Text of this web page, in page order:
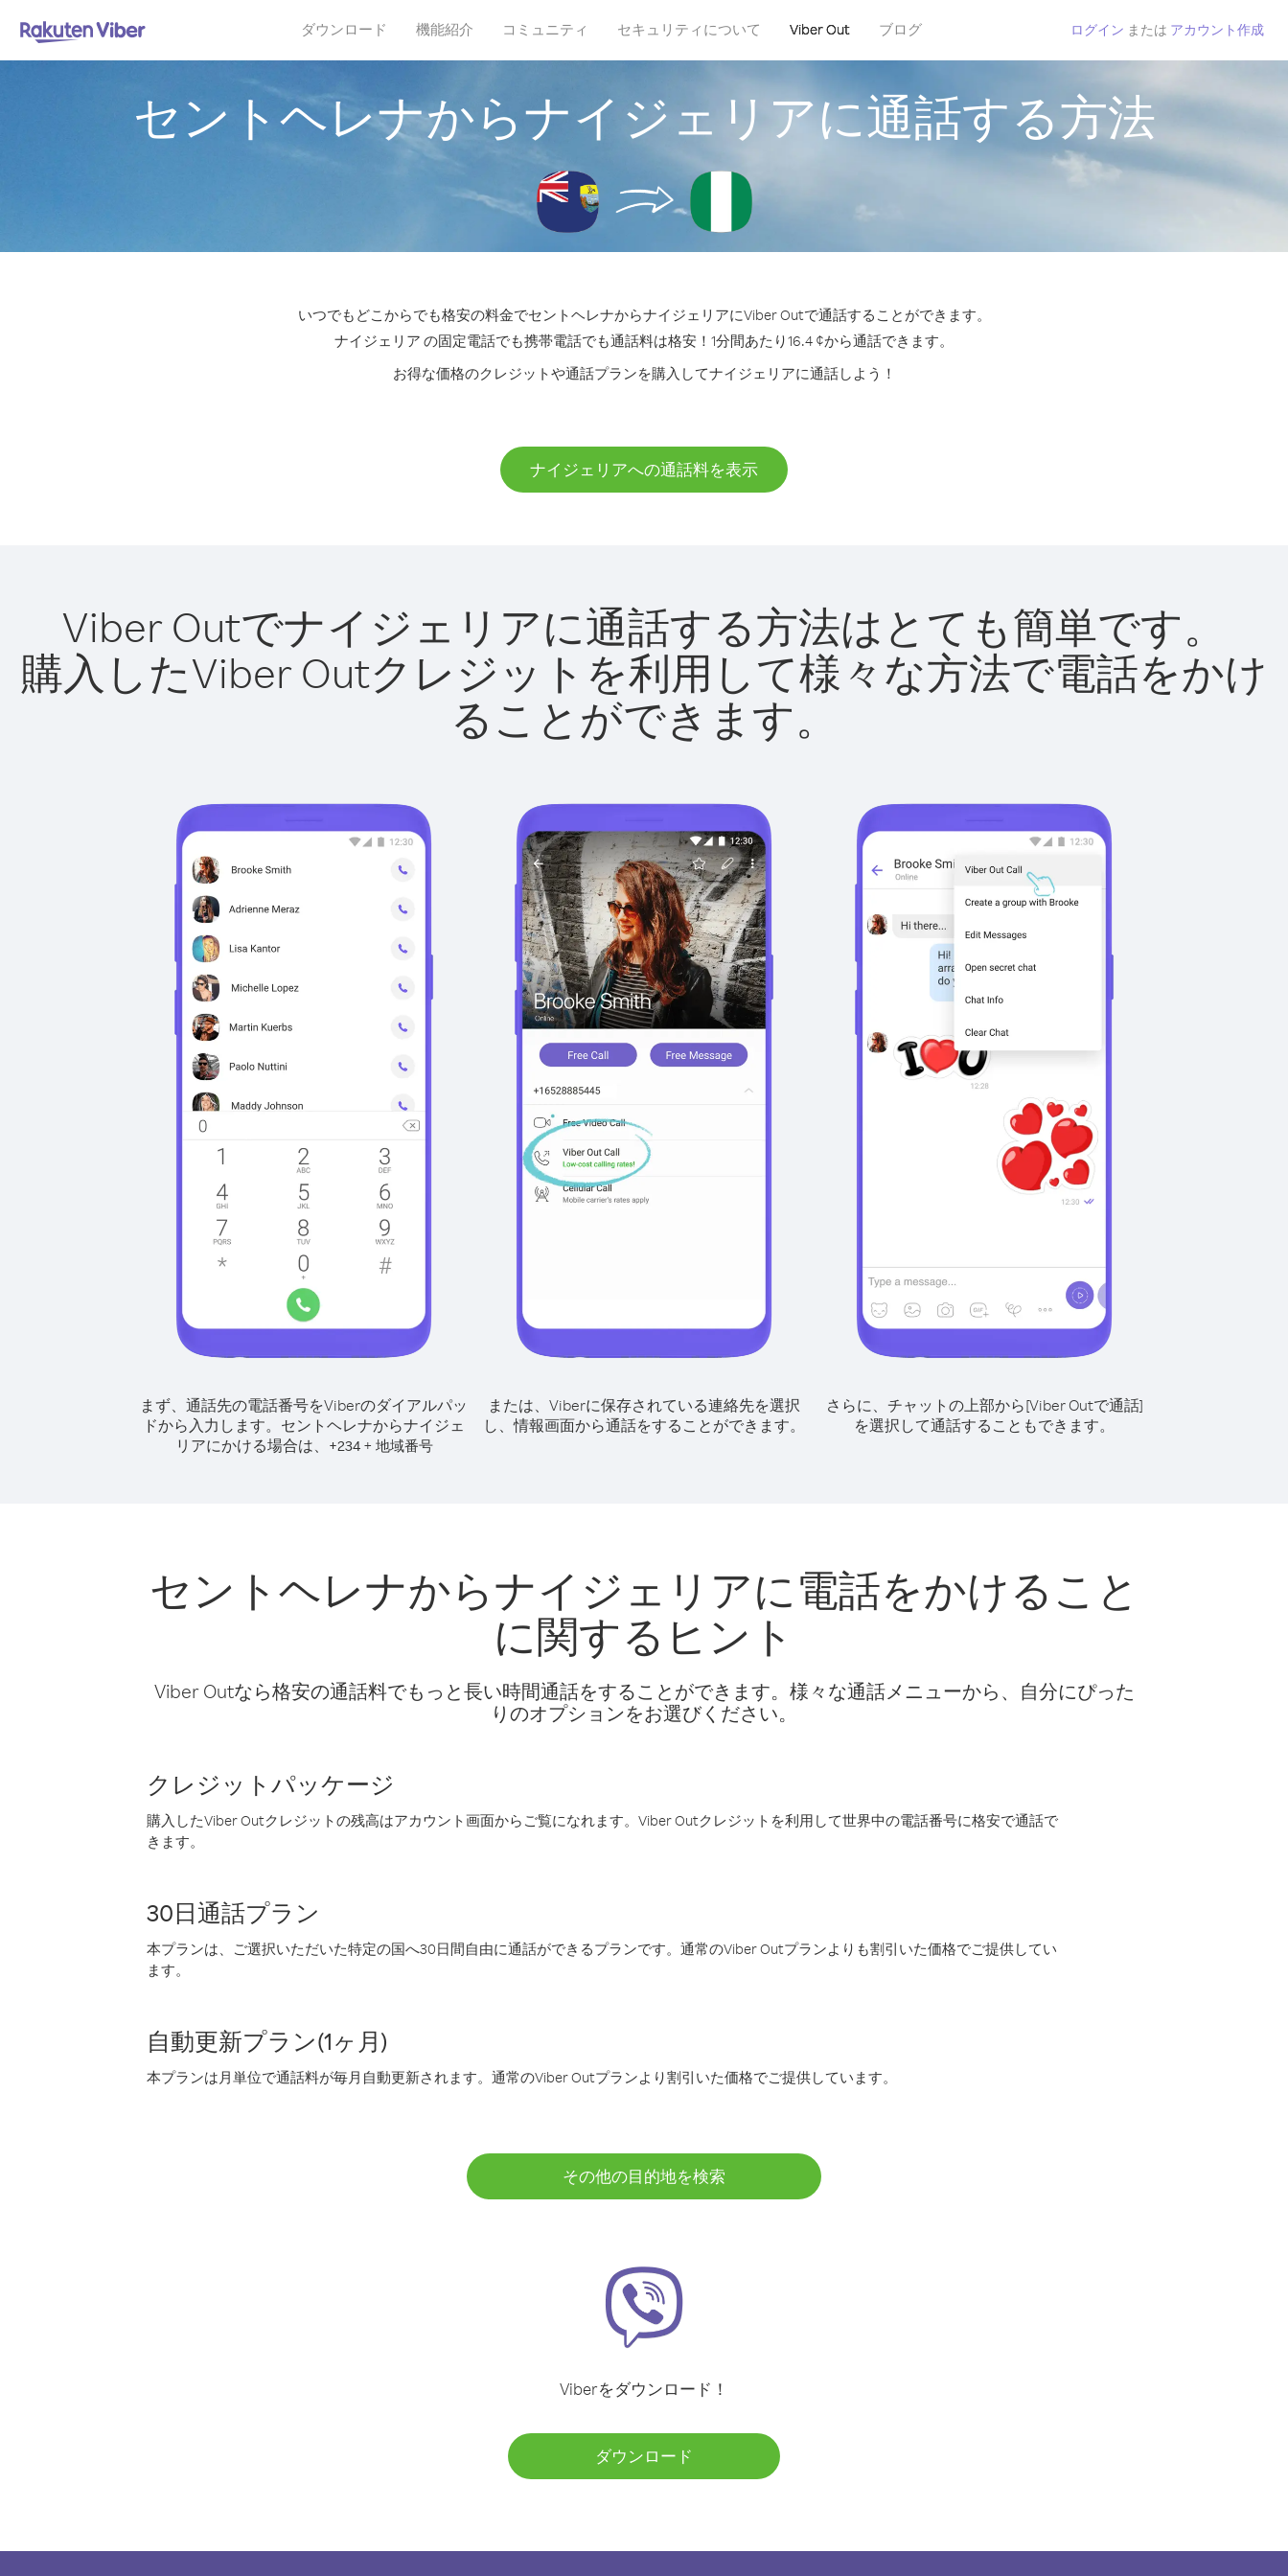
ダウンロード 機能紹介 コミュニティ セキュリティについて Viber Out ブログ ログイン または アカウント作成
セントヘレナからナイジェリアに通話する方法
いつでもどこからでも格安の料金でセントヘレナからナイジェリアにViber Outで通話することができます。
ナイジェリア の固定電話でも携帯電話でも通話料は格安！1分間あたり16.4 ¢から通話できます。
お得な価格のクレジットや通話プランを購入してナイジェリアに通話しよう！
ナイジェリアへの通話料を表示
Viber Outでナイジェリアに通話する方法はとても簡単です。
購入したViber Outクレジットを利用して様々な方法で電話をかけ
ることができます。
まず、通話先の電話番号をViberのダイアルパッ
ドから入力します。 セントヘレナからナイジェ
リアにかける場合は、
+234+ 地域番号
または、Viberに保存されている連絡先を選択
し、情報画面から通話をすることができます。
さらに、チャットの上部から[Viber Outで通話]
を選択して通話することもできます。
セントヘレナからナイジェリアに電話をかけること
に関するヒント
Viber Outなら格安の通話料でもっと長い時間通話をすることができます。様々な通話メニューから、自分にぴった
りのオプションをお選びください。
クレジットパッケージ
購入したViber Outクレジットの残高はアカウント画面からご覧になれます。Viber Outクレジットを利用して世界中の電話番号に格安で通話で
きます。
30日通話プラン
本プランは、ご選択いただいた特定の国へ30日間自由に通話ができるプランです。通常のViber Outプランよりも割引いた価格でご提供してい
ます。
自動更新プラン(1ヶ月)
本プランは月単位で通話料が毎月自動更新されます。通常のViber Outプランより割引いた価格でご提供しています。
その他の目的地を検索
Viberをダウンロード！
ダウンロード